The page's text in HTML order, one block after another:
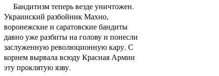
Бандитизм теперь везде уничтожен.
Украинский разбойник Махно,
воронежские и саратовские бандиты
давно уже разбиты на голову и понесли
заслуженную революционную кару. С
корнем вырвала всюду Красная Армии
эту проклятую язву.